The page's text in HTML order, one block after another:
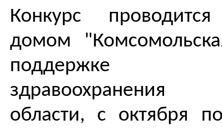
Конкурс
домом
поддержке
здравоохранения
области, с октября